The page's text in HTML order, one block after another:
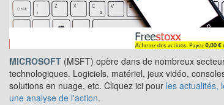
MICROSOFT (MSFT) opère dans de nombreux
technologiques. Logiciels, matériel, jeux vidéo,
solutions en nuage, etc. Cliquez ici pour les actualités,
une analyse de l'action.